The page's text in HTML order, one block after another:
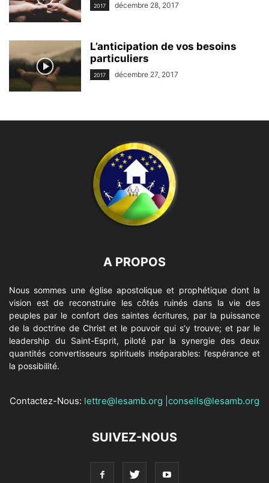
2017 décembre 28, 2017
L’anticipation de vos besoins
particuliers
2017 décembre 27, 2017
A PROPOS
Nous sommes une église apostolique et prophétique dont la
vision est de reconstruire les côtés ruinés dans la vie des
peuples par le confort des saintes écritures, par la puissance
de la doctrine de Christ et le pouvoir qui s’y trouve; et par le
leadership du Saint-Esprit, piloté par la synergie des deux
quantités convertisseurs spirituels inséparables: l’espérance et
la possibilité.
Contactez-Nous: lettre@lesamb.org conseils@lesamb.org
SUIVEZ-NOUS